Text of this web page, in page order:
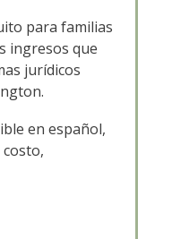
para familias
ingresos que
jurídicos
en español,
costo,